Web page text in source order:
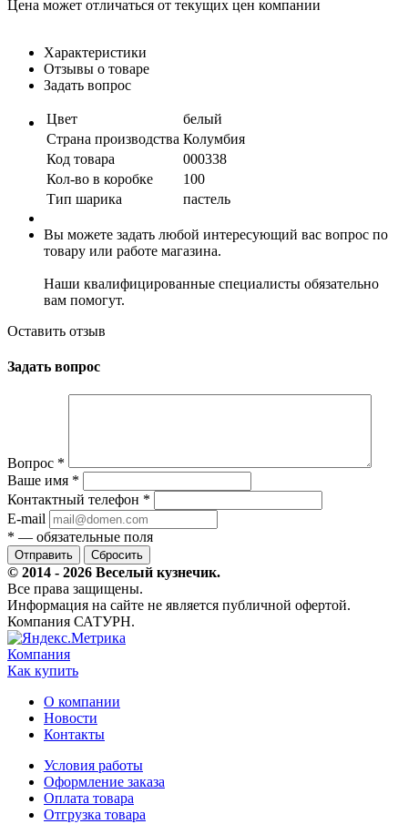
Цена может отличаться от текущих цен компании
Характеристики
Отзывы о товаре
Задать вопрос
Цвет
белый
Страна производства Колумбия
Код товара
000338
Кол-во в коробке
100
Тип шарика
пастель
Вы можете задать любой интересующий вас вопрос по
товару или работе магазина.
Наши квалифицированные специалисты обязательно
вам помогут.
Оставить отзыв
Задать вопрос
Вопрос *
Ваше имя *
Контактный телефон *
E-mail
* — обязательные поля
Сбросить
© 2014 - 2026 Веселый кузнечик.
Все права защищены.
Информация на сайте не является публичной офертой.
Компания САТУРН.
Компания
Как купить
О компании
Новости
Контакты
Условия работы
Оформление заказа
Оплата товара
Отгрузка товара